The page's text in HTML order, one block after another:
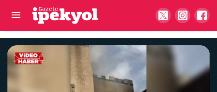
Şanlıurfa’da iş arayanlar dikkat! Bakanlık 1200
personel alacak